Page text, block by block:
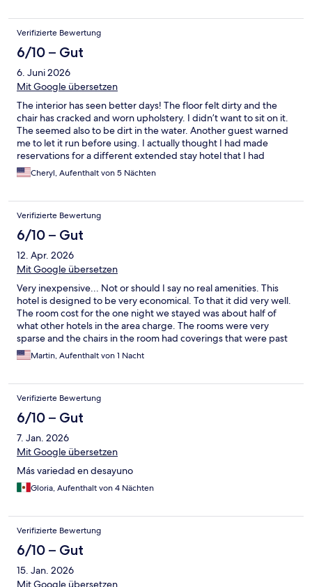
Verifizierte Bewertung
6/10 – Gut
6. Juni 2026
Mit Google übersetzen
The interior has seen better days! The floor felt dirty and the
chair has cracked and worn upholstery. I didn’t want to sit on it.
The seemed also to be dirt in the water. Another guest warned
me to let it run before using. I actually thought I had made
reservations for a different extended stay hotel that I had
stayed previously several years ago. I won’t stay there again. It
was not in a convenient location at all.
Cheryl, Aufenthalt von 5 Nächten
Verifizierte Bewertung
6/10 – Gut
12. Apr. 2026
Mit Google übersetzen
Very inexpensive... Not or should I say no real amenities. This
hotel is designed to be very economical. To that it did very well.
The room cost for the one night we stayed was about half of
what other hotels in the area charge. The rooms were very
sparse and the chairs in the room had coverings that were past
the point of needing recovering. Bed was comfortable and
bathroom was clean and neat. So for inexpensive
no.
Martin, Aufenthalt von 1 Nacht
Verifizierte Bewertung
6/10 – Gut
7. Jan. 2026
Mit Google übersetzen
Más variedad en desayuno
Gloria, Aufenthalt von 4 Nächten
Verifizierte Bewertung
6/10 – Gut
15. Jan. 2026
Mit Google übersetzen